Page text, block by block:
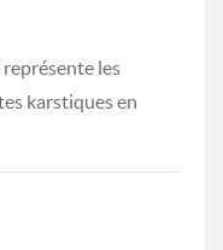
les
karstiques en